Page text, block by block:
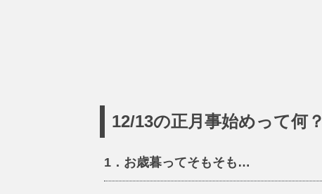
12/13の正月事始めって何？
1．お歳暮ってそもそも…